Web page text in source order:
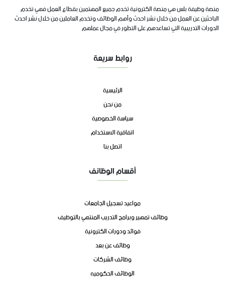
منصة وظيفة بلس هي منصة الكترونية تخدم جميع المهتمين بقطاع العمل فهي تخدم
الباحثين عن العمل من خلال نشر احدث وأهم الوظائف وتخدم العاملين من خلال نشر احدث
الدورات التدريبية التي تساعدهم على التطور في مجال عملهم
روابط سريعة
الرئيسية
من نحن
سياسة الخصوصية
اتفاقية الاستخدام
اتصل بنا
أقسام الوظائف
مواعيد تسجيل الجامعات
وظائف تمهير وبرامج التدريب المنتهي بالتوظيف
فوائد ودورات الكترونية
وظائف عن بعد
وظائف الشركات
الوظائف الحكوميه